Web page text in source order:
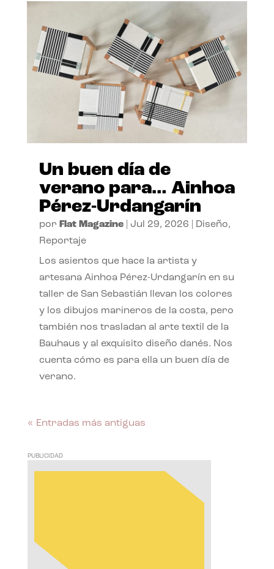
Un buen día de
verano para… Ainhoa
Pérez-Urdangarín
por Flat Magazine| Jul 29, 2026 Diseño,
Reportaje
Los asientos que hace la artista y
artesana Ainhoa Pérez-Urdangarín en su
taller de San Sebastián llevan los colores
y los dibujos marineros de la costa, pero
también nos trasladan al arte textil de la
Bauhaus y al exquisito diseño danés. Nos
cuenta cómo es para ella un buen día de
verano.
« Entradas más antiguas
PUBLICIDAD